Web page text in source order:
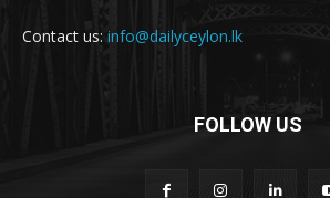
Contact us: info@dailyceylon.lk
FOLLOW US